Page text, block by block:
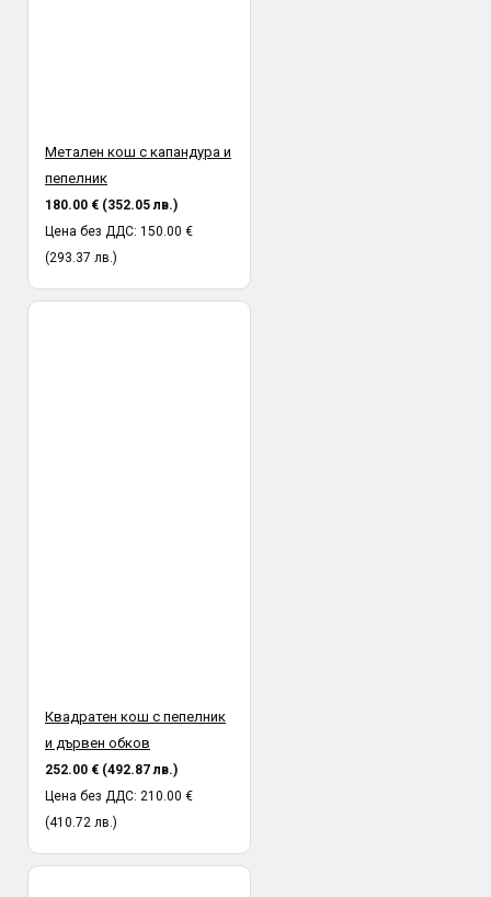
Метален кош с капандура и
пепелник
180.00 € (352.05 лв.)
Цена без ДДС: 150.00 €
(293.37 лв.)
Квадратен кош с пепелник
и дървен обков
252.00 € (492.87 лв.)
Цена без ДДС: 210.00 €
(410.72 лв.)